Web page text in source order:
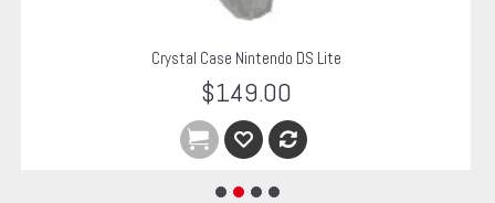
Crystal Case Nintendo DS Lite
$149.00